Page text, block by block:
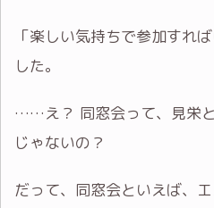
「楽しい気持ちで参加すれ
した。
……え？ 同窓会って、見栄
じゃないの？
だって、同窓会といえば、